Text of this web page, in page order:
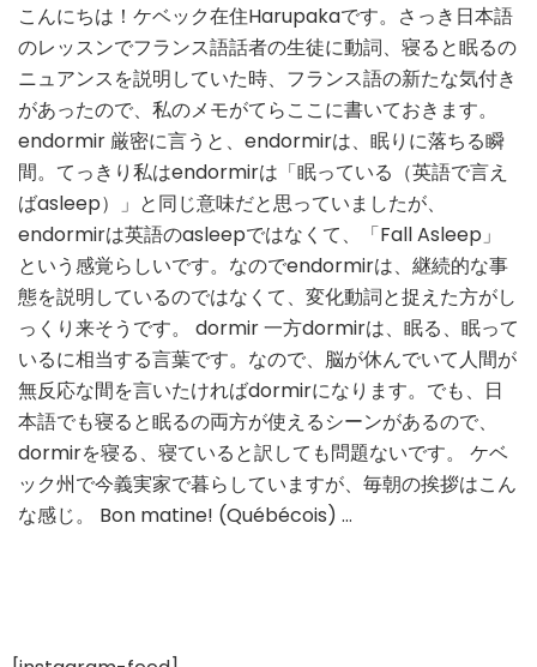
ラ
ン
ス
語
dormir
と
endormir
の
違
い
こんにちは！ケベック在住Harupakaです。さっき日本語
のレッスンでフランス語話者の生徒に動詞、寝ると眠るの
ニュアンスを説明していた時、フランス語の新たな気付き
があったので、私のメモがてらここに書いておきます。
endormir 厳密に言うと、endormirは、眠りに落ちる瞬
間。てっきり私はendormirは「眠っている（英語で言え
ばasleep）」と同じ意味だと思っていましたが、
endormirは英語のasleepではなくて、「Fall Asleep」
という感覚らしいです。なのでendormirは、継続的な事
態を説明しているのではなくて、変化動詞と捉えた方がし
っくり来そうです。 dormir 一方dormirは、眠る、眠って
いるに相当する言葉です。なので、脳が休んでいて人間が
無反応な間を言いたければdormirになります。でも、日
本語でも寝ると眠るの両方が使えるシーンがあるので、
dormirを寝る、寝ていると訳しても問題ないです。 ケベ
ック州で今義実家で暮らしていますが、毎朝の挨拶はこん
な感じ。 Bon matine! (Québécois) …